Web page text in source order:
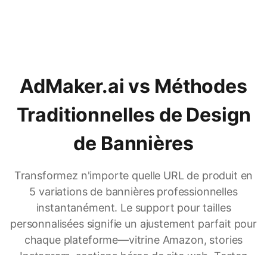
AdMaker.ai vs Méthodes
Traditionnelles de Design
de Bannières
Transformez n'importe quelle URL de produit en
5 variations de bannières professionnelles
instantanément. Le support pour tailles
personnalisées signifie un ajustement parfait pour
chaque plateforme—vitrine Amazon, stories